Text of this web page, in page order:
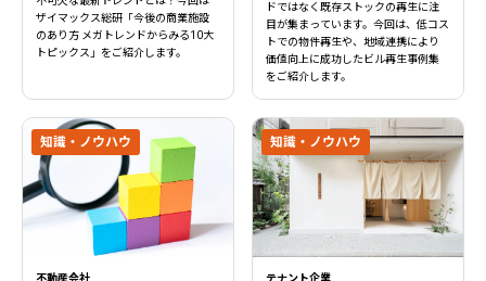
ザイマックス総研「今後の商業施設
のあり方 メガトレンドからみる10大
トピックス」をご紹介します。
ドではなく既存ストックの再生に注
目が集まっています。今回は、低コス
トでの物件再生や、地域連携により
価値向上に成功したビル再生事例集
をご紹介します。
不動産会社
知識・ノウハウ
テナント企業
知識・ノウハウ